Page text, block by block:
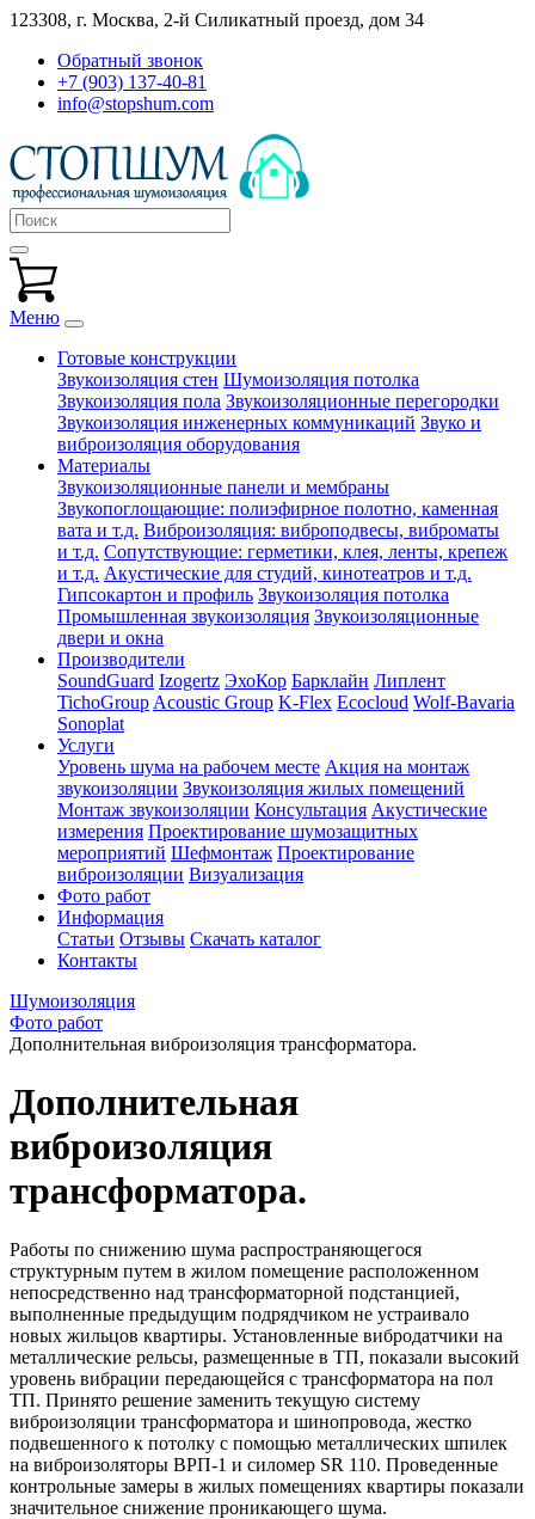
123308, г. Москва, 2-й Силикатный проезд, дом 34
Обратный звонок
+7 (903) 137-40-81
info@stopshum.com
Меню
Готовые конструкции
Звукоизоляция стен Шумоизоляция потолка
Звукоизоляция пола Звукоизоляционные перегородки
Звукоизоляция инженерных коммуникаций Звуко и
виброизоляция оборудования
Материалы
Звукоизоляционные панели и мембраны
Звукопоглощающие: полиэфирное полотно, каменная
вата и т.д. Виброизоляция: виброподвесы, виброматы
и т.д. Сопутствующие: герметики, клея, ленты, крепеж
и т.д. Акустические для студий, кинотеатров и т.д.
Гипсокартон и профиль Звукоизоляция потолка
Промышленная звукоизоляция Звукоизоляционные
двери и окна
Производители
SoundGuard Izogertz ЭхоКор Барклайн Липлент
TichoGroup Acoustic Group K-Flex Ecocloud Wolf-Bavaria
Sonoplat
Услуги
Уровень шума на рабочем месте Акция на монтаж
звукоизоляции Звукоизоляция жилых помещений
Монтаж звукоизоляции Консультация Акустические
измерения Проектирование шумозащитных
мероприятий Шефмонтаж Проектирование
виброизоляции Визуализация
Фото работ
Информация
Статьи Отзывы Скачать каталог
Контакты
Шумоизоляция
Фото работ
Дополнительная виброизоляция трансформатора.
Дополнительная
виброизоляция
трансформатора.
Работы по снижению шума распространяющегося
структурным путем в жилом помещение расположенном
непосредственно над трансформаторной подстанцией,
выполненные предыдущим подрядчиком не устраивало
новых жильцов квартиры. Установленные вибродатчики на
металлические рельсы, размещенные в ТП, показали высокий
уровень вибрации передающейся с трансформатора на пол
ТП. Принято решение заменить текущую систему
виброизоляции трансформатора и шинопровода, жестко
подвешенного к потолку с помощью металлических шпилек
на виброизоляторы ВРП-1 и силомер SR 110. Проведенные
контрольные замеры в жилых помещениях квартиры показали
значительное снижение проникающего шума.